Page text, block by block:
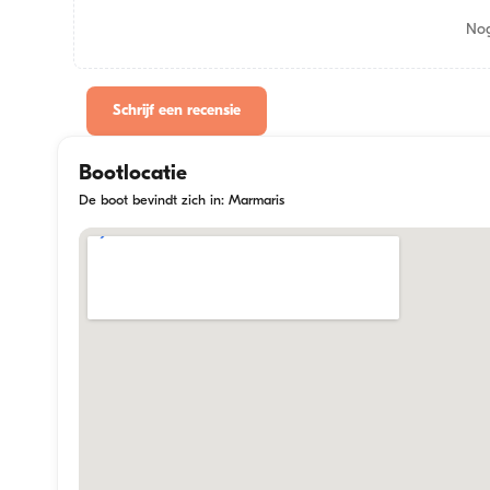
Schrijf een recensie
Bootlocatie
De boot bevindt zich in: Marmaris